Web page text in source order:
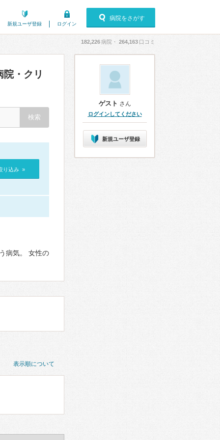
新規ユーザ登録 ログイン
病院をさがす
182,226病院・ 264,163 口コミ
・クリ
り込み »
病気。 女性の
表示順について
ゲスト さん
ログインしてください
新規ユーザ登録